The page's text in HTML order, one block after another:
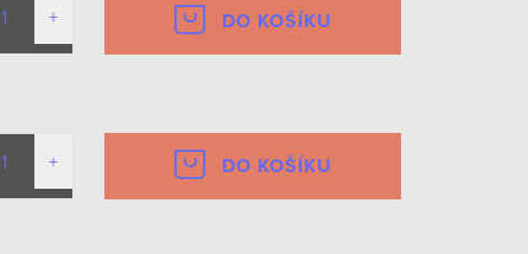
DO KOŠÍKU
DO KOŠÍKU